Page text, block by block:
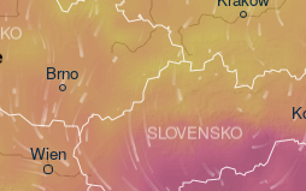
Brno
Wien
SLOVENSKO